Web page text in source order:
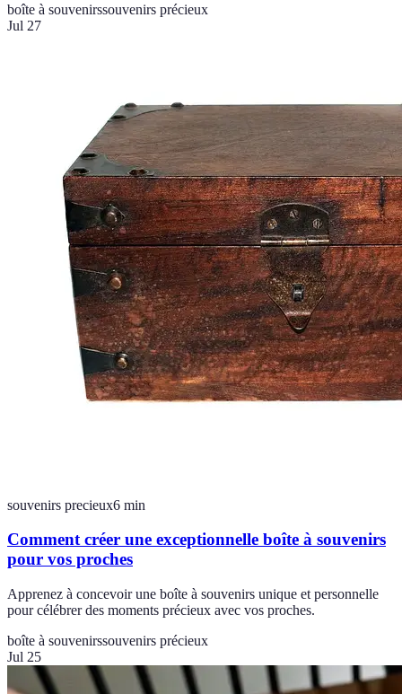
boîte à souvenirssouvenirs précieux
Jul 27
souvenirs precieux6 min
Comment créer une exceptionnelle boîte à souvenirs
pour vos proches
Apprenez à concevoir une boîte à souvenirs unique et personnelle
pour célébrer des moments précieux avec vos proches.
boîte à souvenirssouvenirs précieux
Jul 25